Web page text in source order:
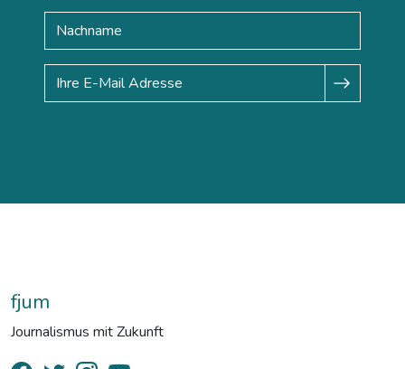
fjum
Journalismus mit Zukunft